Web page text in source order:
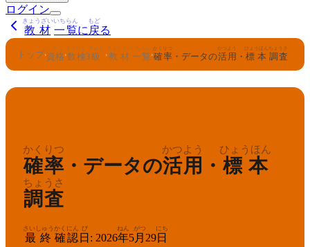
ログイン
教材
きょうざい
一覧
いちらん
に 戻
もど
る
トップ›資格
しかく
›数検
すうけん
3級
きゅう
› 教材
きょうざい
一覧
いちらん
›確率
かくりつ
・データの活用
かつよう
・ 標本
ひょうほん
調査
ちょうさ
確率
かくりつ
・データの活用
かつよう
・ 標本
ひょうほん
調査
ちょうさ
最終
さいしゅう
確認
かくにん
日
び
: 2026年
ねん
5月
がつ
29日
にち